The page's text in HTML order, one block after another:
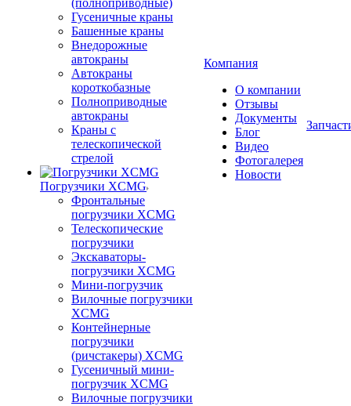
(полноприводные)
Гусеничные краны
Башенные краны
Внедорожные
автокраны
Автокраны
короткобазные
Полноприводные
автокраны
Краны с
телескопической
стрелой
Погрузчики XCMG
Фронтальные
погрузчики XCMG
Телескопические
погрузчики
Экскаваторы-
погрузчики XCMG
Мини-погрузчик
Вилочные погрузчики
XCMG
Контейнерные
погрузчики
(ричстакеры) XCMG
Гусеничный мини-
погрузчик XCMG
Вилочные погрузчики
Компания
О компании
Отзывы
Документы
Блог
Видео
Фотогалерея
Новости